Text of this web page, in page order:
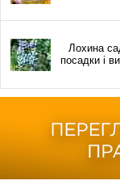
Лохина
посадки і